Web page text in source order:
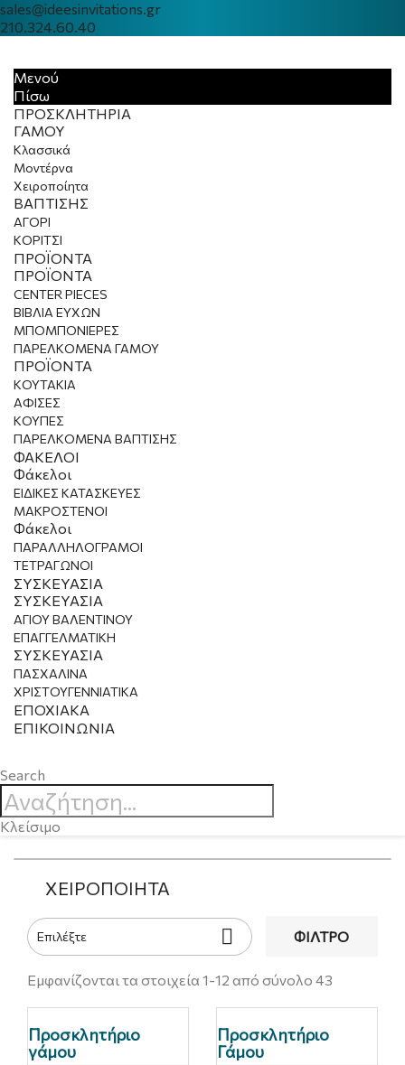
sales@ideesinvitations.gr
210.324.60.40
Μενού
Πίσω
ΠΡΟΣΚΛΗΤΗΡΙΑ
ΓΑΜΟΥ
Κλασσικά
Μοντέρνα
Χειροποίητα
ΒΑΠΤΙΣΗΣ
ΑΓΟΡΙ
ΚΟΡΙΤΣΙ
ΠΡΟΪΟΝΤΑ
ΠΡΟΪΟΝΤΑ
CENTER PIECES
ΒΙΒΛΙΑ ΕΥΧΩΝ
ΜΠΟΜΠΟΝΙΕΡΕΣ
ΠΑΡΕΛΚΟΜΕΝΑ ΓΑΜΟΥ
ΠΡΟΪΟΝΤΑ
KOYTAKIA
ΑΦΙΣΕΣ
ΚΟΥΠΕΣ
ΠΑΡΕΛΚΟΜΕΝΑ ΒΑΠΤΙΣΗΣ
ΦΑΚΕΛΟΙ
Φάκελοι
ΕΙΔΙΚΕΣ ΚΑΤΑΣΚΕΥΕΣ
ΜΑΚΡΟΣΤΕΝΟΙ
Φάκελοι
ΠΑΡΑΛΛΗΛΟΓΡΑΜΟΙ
ΤΕΤΡΑΓΩΝΟΙ
ΣΥΣΚΕΥΑΣΙΑ
ΣΥΣΚΕΥΑΣΙΑ
ΑΓΙΟΥ ΒΑΛΕΝΤΙΝΟΥ
ΕΠΑΓΓΕΛΜΑΤΙΚΗ
ΣΥΣΚΕΥΑΣΙΑ
ΠΑΣΧΑΛΙΝΑ
ΧΡΙΣΤΟΥΓΕΝΝΙΑΤΙΚΑ
ΕΠΟΧΙΑΚΑ
ΕΠΙΚΟΙΝΩΝΙΑ
Search
Κλείσιμο
ΧΕΙΡΟΠΟΊΗΤΑ
Επιλέξτε  ΦΊΛΤΡΟ
Εμφανίζονται τα στοιχεία 1-12 από σύνολο 43
Προσκλητήριο
γάμου
Προσκλητήριο
Γάμου